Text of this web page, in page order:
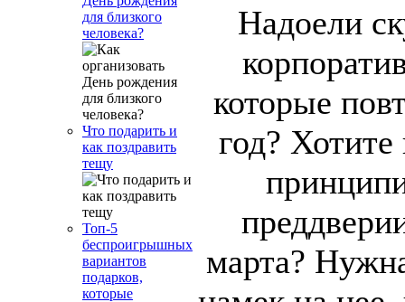
для близкого
человека?
Что подарить и
как поздравить
тещу
Топ-5
беспроигрышных
вариантов
подарков,
которые
Надоели
которые
год?
марта?